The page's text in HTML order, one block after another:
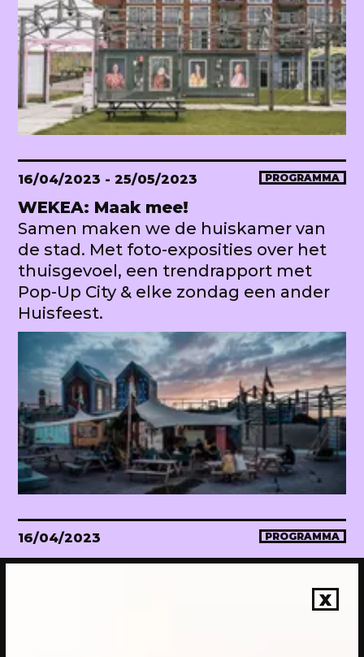
16/04/2023 - 25/05/2023 PROGRAMMA
WEKEA: Maak mee!
Samen maken we de huiskamer van
de stad. Met foto-exposities over het
thuisgevoel, een trendrapport met
Pop-Up City & elke zondag een ander
Huisfeest.
16/04/2023 PROGRAMMA
WEKEA Opening: Maak mee!
Onthulling van de megahuiskamer
X